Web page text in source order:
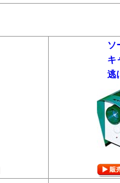
ソ
キ
逃